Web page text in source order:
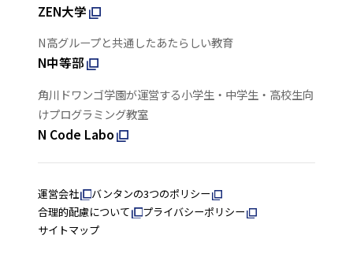
ZEN大学
N高グループと共通したあたらしい教育
N中等部
角川ドワンゴ学園が運営する小学生・中学生・高校生向
けプログラミング教室
N Code Labo
運営会社
バンタンの3つのポリシー
合理的配慮について
プライバシーポリシー
サイトマップ